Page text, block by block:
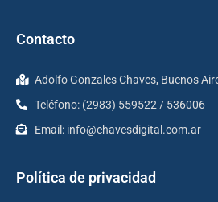
Contacto
Adolfo Gonzales Chaves, Buenos
Teléfono: (2983) 559522 / 536006
Email: info@chavesdigital.com.ar
Política de privacidad